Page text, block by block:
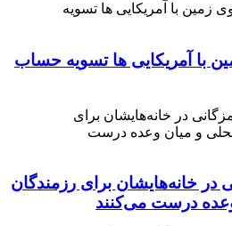
با آمریکایی ها تسویه حساب
در خانه‌هایشان برای رزمندگان
درست می‌کنند